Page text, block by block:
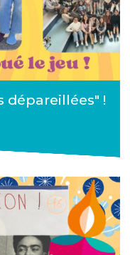
dépareillées" !